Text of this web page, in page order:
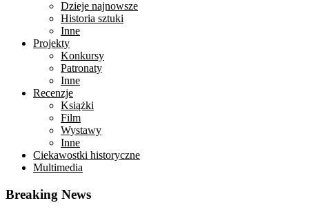
Dzieje najnowsze
Historia sztuki
Inne
Projekty
Konkursy
Patronaty
Inne
Recenzje
Książki
Film
Wystawy
Inne
Ciekawostki historyczne
Multimedia
Breaking News